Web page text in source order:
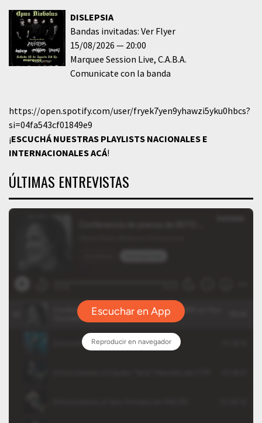
DISLEPSIA
Bandas invitadas: Ver Flyer
15/08/2026
20:00
Marquee Session Live C.A.B.A.
Comunicate con la banda
https://open.spotify.com/user/fryek7yen9yhawzi5yku0hbcs?
si=04fa543cf01849e9
¡ESCUCHÁ NUESTRAS PLAYLISTS NACIONALES E
INTERNACIONALESACÁ!
ÚLTIMAS ENTREVISTAS